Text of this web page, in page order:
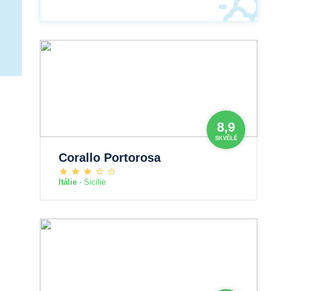
8,9
SKVĚLÉ
Corallo Portorosa
Itálie - Sicílie